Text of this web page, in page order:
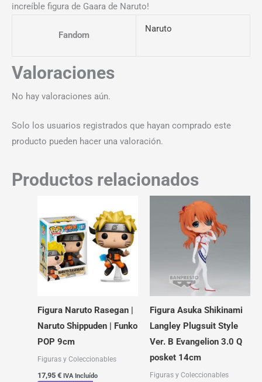
increíble figura de Gaara de Naruto!
Fandom
Naruto
Valoraciones
No hay valoraciones aún.
Solo los usuarios registrados que hayan comprado este
producto pueden hacer una valoración.
Productos relacionados
Figura Naruto Rasegan |
Naruto Shippuden | Funko
POP 9cm
Figuras y Coleccionables
17,95 € IVA Incluído
Figura Asuka Shikinami
Langley Plugsuit Style
Ver. B Evangelion 3.0 Q
posket 14cm
Figuras y Coleccionables